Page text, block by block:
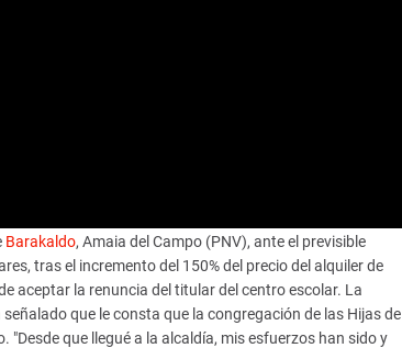
Barakaldo, Amaia del Campo (PNV), ante el previsible
tras el incremento del 150% del precio del alquiler de
aceptar la renuncia del titular del centro escolar. La
que le consta que la congregación de las Hijas de
"Desde que llegué a la alcaldía, mis esfuerzos han sido y